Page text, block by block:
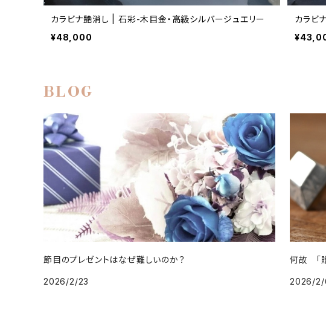
カラビナ艶消し | 石彩-木目金・高級シルバージュエリー
¥48,000
カラビ
BLOG
節目のプレゼントはなぜ難しいのか？
2026/2/23
何故 「
2026/2/